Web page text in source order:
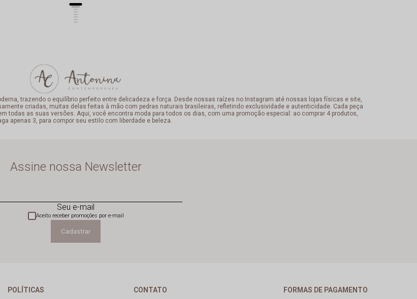
trazendo o equilíbrio perfeito entre delicadeza e força. Desde nossas raízes no Instagram até nossas lojas físicas e site,
criadas, muitas delas feitas à mão com pedras naturais brasileiras, refletindo exclusividade e autenticidade. Cada peça
todas as suas versões. Aqui, você encontra moda para todos os dias, com uma promoção especial: ao comprar 4 produtos,
apenas 3, para compor seu estilo com liberdade e beleza.
Assine nossa Newsletter
Seu e-mail
Cadastrar
Aceito receber promoções por e-mail
POLÍTICAS CONTATO FORMAS DE PAGAMENTO